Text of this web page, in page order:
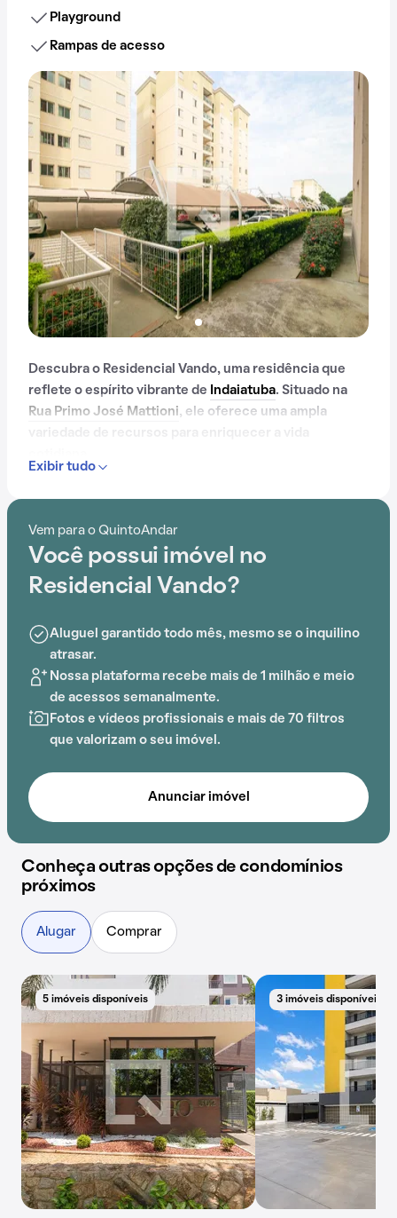
Playground
Rampas de acesso
Descubra o Residencial Vando, uma residência que
reflete o espírito vibrante de
Indaiatuba. Situado na
Rua Primo José Mattioni, ele oferece uma ampla
Com portaria 24 horas, elevador, piscina, salão de
Vando é ideal para quem busca conforto e
entretenimento.
Exibir tudo
Vem para o QuintoAndar
Você possui imóvel no
Residencial Vando?
Aluguel garantido todo mês, mesmo se o inquilino
atrasar.
Nossa plataforma recebe mais de 1 milhão e meio
de acessos semanalmente.
Fotos e vídeos profissionais e mais de 70 filtros
que valorizam o seu imóvel.
Anunciar imóvel
Conheça outras opções de condomínios
próximos
Alugar Comprar
5 imóveis disponíveis 3 imóveis disponíveis